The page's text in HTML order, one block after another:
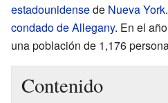
estadounidensede Nueva York
condado de Allegany. En el año
una población de 1,176
Contenido